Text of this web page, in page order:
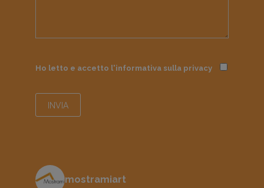
Ho letto e accetto l'informativa sulla privacy
mostramiart